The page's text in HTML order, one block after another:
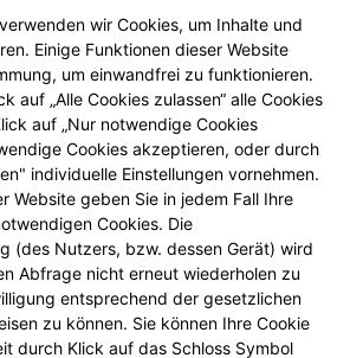
wird erst angezeigt,
die entsprechenden Cookies
akzeptieren.
wir Cookies, um Inhalte und
Einige Funktionen dieser Website
um einwandfrei zu funktionieren.
auf „Alle Cookies zulassen“ alle Cookies
auf „Nur notwendige Cookies
Cookies akzeptieren, oder durch
individuelle Einstellungen vornehmen.
Website geben Sie in jedem Fall Ihre
Cookies. Die
(des Nutzers, bzw. dessen Gerät) wird
Abfrage nicht erneut wiederholen zu
entsprechend der gesetzlichen
zu können. Sie können Ihre Cookie
durch Klick auf das Schloss Symbol